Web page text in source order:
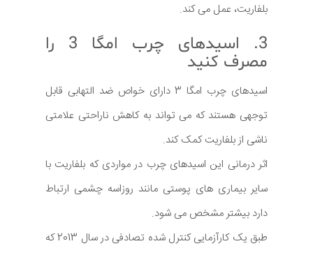
بلفاریت، عمل می کند.
3. اسیدهای چرب امگا 3 را
مصرف کنید
اسیدهای چرب امگا 3 دارای خواص ضد التهابی قابل
توجهی هستند که می تواند به کاهش ناراحتی علامتی
ناشی از بلفاریت کمک کند.
اثر درمانی این اسیدهای چرب در مواردی که بلفاریت با
سایر بیماری های پوستی مانند روزاسه چشمی ارتباط
دارد بیشتر مشخص می شود.
طبق یک کارآزمایی کنترل شده تصادفی در سال 2013 که